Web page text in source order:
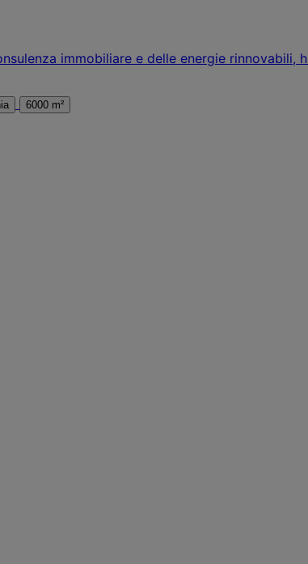
immobiliare e delle energie
6000 m²